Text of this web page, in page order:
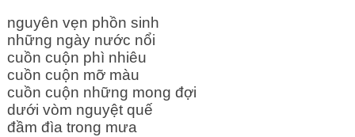
nguyên vẹn phồn sinh
những ngày nước nổi
cuồn cuộn phì nhiêu
cuồn cuộn mỡ màu
cuồn cuộn những mong đợi
dưới vòm nguyệt quế
đầm đìa trong mưa